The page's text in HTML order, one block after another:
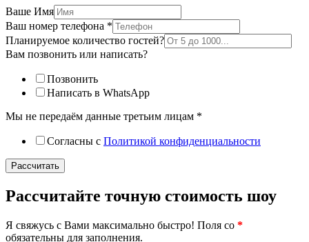
Ваше Имя
Ваш номер телефона *
Планируемое количество гостей?
Вам позвонить или написать?
Позвонить
Написать в WhatsApp
Мы не передаём данные третьим лицам *
Согласны с Политикой конфиденциальности
Рассчитать
Рассчитайте точную стоимость шоу
Я свяжусь с Вами максимально быстро! Поля со *
обязательны для заполнения.